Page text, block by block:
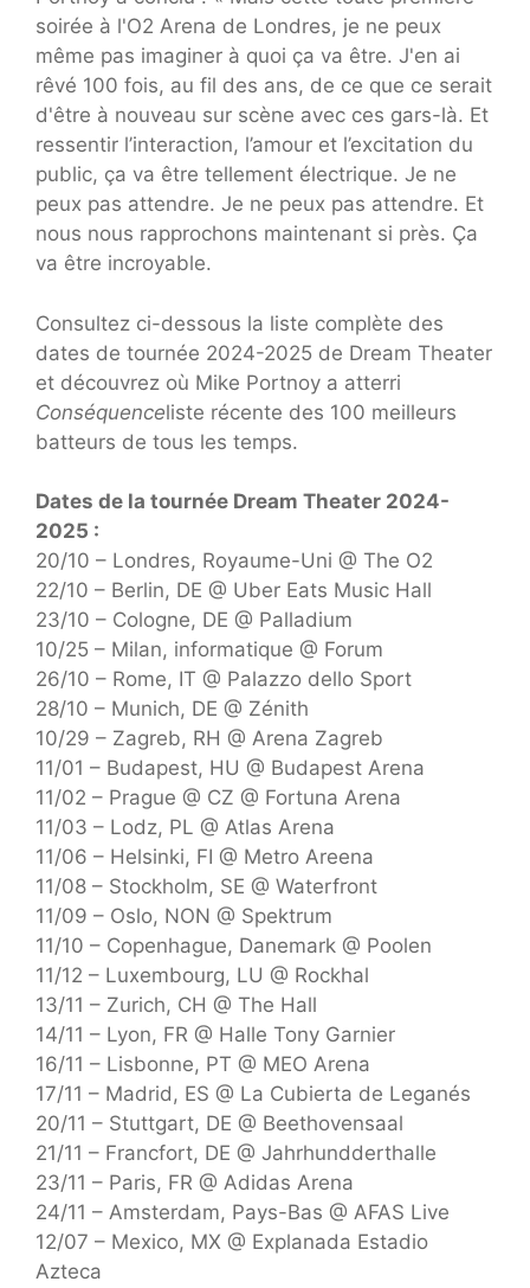
soirée à l'O2 Arena de Londres, je ne peux
même pas imaginer à quoi ça va être. J'en ai
rêvé 100 fois, au fil des ans, de ce que ce serait
d'être à nouveau sur scène avec ces gars-là. Et
ressentir l’interaction, l’amour et l’excitation du
public, ça va être tellement électrique. Je ne
peux pas attendre. Je ne peux pas attendre. Et
nous nous rapprochons maintenant si près. Ça
va être incroyable.
Consultez ci-dessous la liste complète des
dates de tournée 2024-2025 de Dream Theater
et découvrez où Mike Portnoy a atterri
Conséquenceliste récente des 100 meilleurs
batteurs de tous les temps.
Dates de la tournée Dream Theater 2024-
2025 :
20/10 – Londres, Royaume-Uni @ The O2
22/10 – Berlin, DE @ Uber Eats Music Hall
23/10 – Cologne, DE @ Palladium
10/25 – Milan, informatique @ Forum
26/10 – Rome, IT @ Palazzo dello Sport
28/10 – Munich, DE @ Zénith
10/29 – Zagreb, RH @ Arena Zagreb
11/01 – Budapest, HU @ Budapest Arena
11/02 – Prague @ CZ @ Fortuna Arena
11/03 – Lodz, PL @ Atlas Arena
11/06 – Helsinki, FI @ Metro Areena
11/08 – Stockholm, SE @ Waterfront
11/09 – Oslo, NON @ Spektrum
11/10 – Copenhague, Danemark @ Poolen
11/12 – Luxembourg, LU @ Rockhal
13/11 – Zurich, CH @ The Hall
14/11 – Lyon, FR @ Halle Tony Garnier
16/11 – Lisbonne, PT @ MEO Arena
17/11 – Madrid, ES @ La Cubierta de Leganés
20/11 – Stuttgart, DE @ Beethovensaal
21/11 – Francfort, DE @ Jahrhundderthalle
23/11 – Paris, FR @ Adidas Arena
24/11 – Amsterdam, Pays-Bas @ AFAS Live
12/07 – Mexico, MX @ Explanada Estadio
Azteca